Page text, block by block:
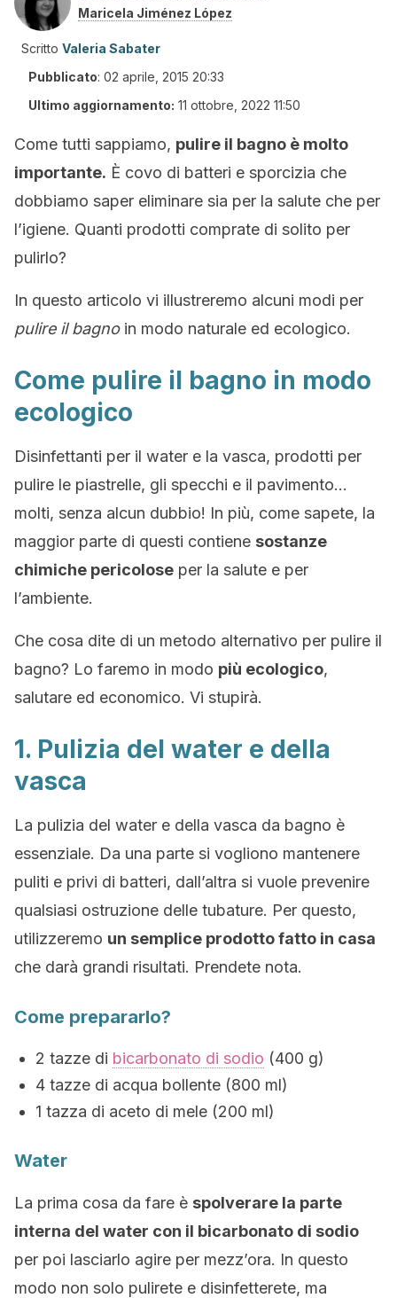
Maricela Jiménez López
Scritto Valeria Sabater
Pubblicato: 02 aprile, 2015 20:33
Ultimo aggiornamento: 11 ottobre, 2022 11:50
Come tutti sappiamo, pulire il bagno è molto
importante. È covo di batteri e sporcizia che
dobbiamo saper eliminare sia per la salute che per
l’igiene. Quanti prodotti comprate di solito per
pulirlo?
In questo articolo vi illustreremo alcuni modi per
pulire il bagnoin modo naturale ed ecologico.
Come pulire il bagno in modo
ecologico
Disinfettanti per il water e la vasca, prodotti per
pulire le piastrelle, gli specchi e il pavimento…
molti, senza alcun dubbio! In più, come sapete, la
maggior parte di questi contiene sostanze
chimiche pericolose per la salute e per
l’ambiente.
Che cosa dite di un metodo alternativo per pulire il
bagno? Lo faremo in modo più ecologico,
salutare ed economico. Vi stupirà.
1. Pulizia del water e della
vasca
La pulizia del water e della vasca da bagno è
essenziale. Da una parte si vogliono mantenere
puliti e privi di batteri, dall’altra si vuole prevenire
qualsiasi ostruzione delle tubature. Per questo,
utilizzeremo un semplice prodotto fatto in casa
che darà grandi risultati. Prendete nota.
Come prepararlo?
2 tazze di bicarbonato di sodio (400 g)
4 tazze di acqua bollente (800 ml)
1 tazza di aceto di mele (200 ml)
Water
La prima cosa da fare è spolverare la parte
interna del water con il bicarbonato di sodio
per poi lasciarlo agire per mezz’ora. In questo
modo non solo pulirete e disinfetterete, ma